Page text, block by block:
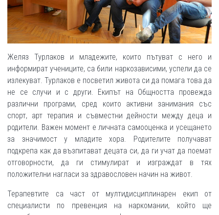
Желяз Турлаков и младежите, които пътуват с него и
информират учениците, са били наркозависими, успели да се
излекуват. Турлаков е посветил живота си да помага това да
не се случи и с други. Екипът на Общността провежда
различни програми, сред които активни занимания със
спорт, арт терапия и съвместни дейности между деца и
родители. Важен момент е личната самооценка и усещането
за значимост у младите хора. Родителите получават
подкрепа как да възпитават децата си, да ги учат да поемат
отговорности, да ги стимулират и изграждат в тях
положителни нагласи за здравословен начин на живот.
Терапевтите са част от мултидисциплинарен екип от
специалисти по превенция на наркомании, който ще